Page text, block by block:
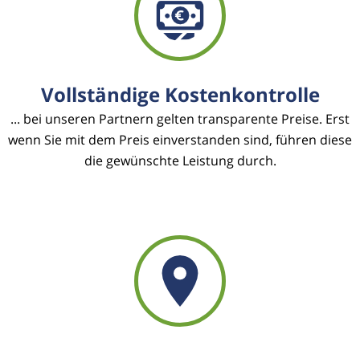
Vollständige Kostenkontrolle
... bei unseren Partnern gelten transparente Preise. Erst
wenn Sie mit dem Preis einverstanden sind, führen diese
die gewünschte Leistung durch.